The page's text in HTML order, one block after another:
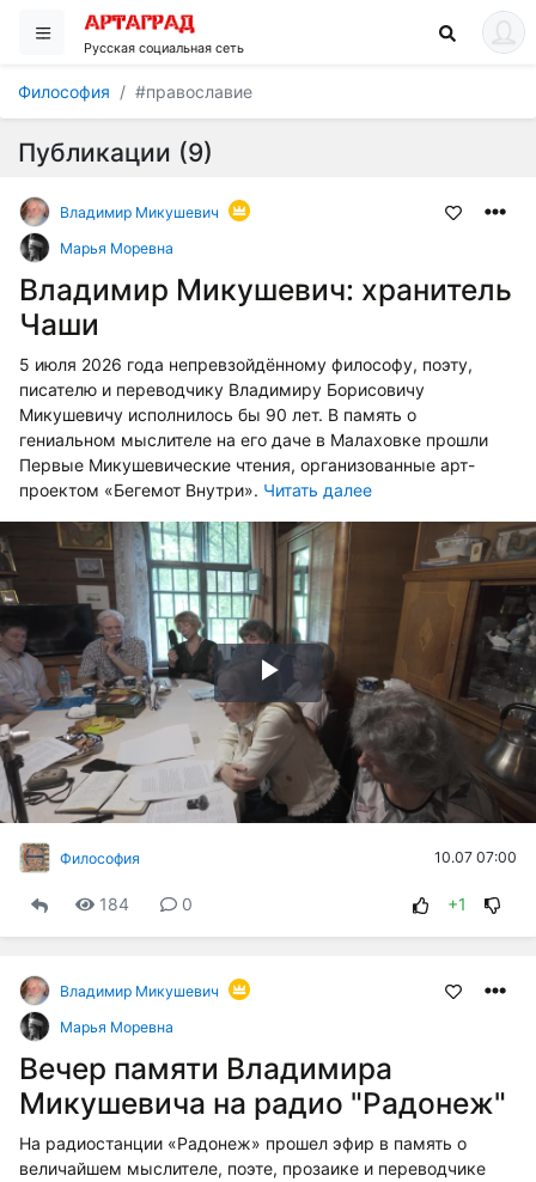
Русская социальная сеть
Философия #православие
Публикации (9)
Владимир Микушевич
Марья Моревна
Владимир Микушевич: хранитель
Чаши
5 июля 2026 года непревзойдённому философу, поэту,
писателю и переводчику Владимиру Борисовичу
Микушевичу исполнилось бы 90 лет. В память о
гениальном мыслителе на его даче в Малаховке прошли
Первые Микушевические чтения, организованные арт-
проектом «Бегемот Внутри». Читать далее
Воспроизвести
видео
Философия 10.07 07:00
184 0 +1
Владимир Микушевич
Марья Моревна
Вечер памяти Владимира
Микушевича на радио "Радонеж"
На радиостанции «Радонеж» прошел эфир в память о
величайшем мыслителе, поэте, прозаике и переводчике